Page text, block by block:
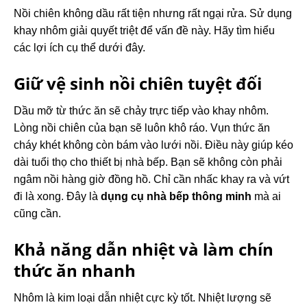
Nồi chiên không dầu rất tiện nhưng rất ngại rửa. Sử dụng
khay nhôm giải quyết triệt để vấn đề này. Hãy tìm hiểu
các lợi ích cụ thể dưới đây.
Giữ vệ sinh nồi chiên tuyệt đối
Dầu mỡ từ thức ăn sẽ chảy trực tiếp vào khay nhôm.
Lòng nồi chiên của bạn sẽ luôn khô ráo. Vụn thức ăn
cháy khét không còn bám vào lưới nồi. Điều này giúp kéo
dài tuổi thọ cho thiết bị nhà bếp. Bạn sẽ không còn phải
ngâm nồi hàng giờ đồng hồ. Chỉ cần nhấc khay ra và vứt
đi là xong. Đây là dụng cụ nhà bếp thông minh mà ai
cũng cần.
Khả năng dẫn nhiệt và làm chín
thức ăn nhanh
Nhôm là kim loại dẫn nhiệt cực kỳ tốt. Nhiệt lượng sẽ